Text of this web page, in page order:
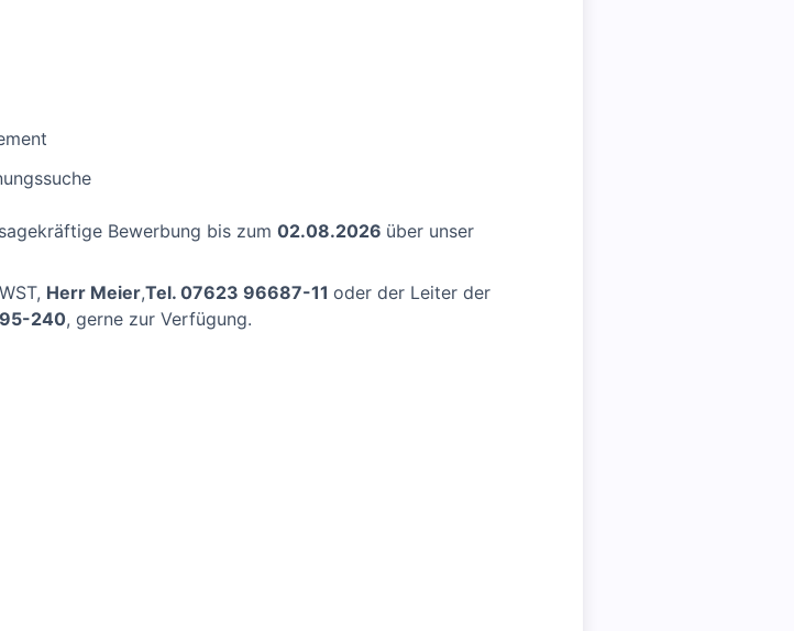
Bewerbung bis zum 02.08.2026 über unser
Herr Meier,Tel. 07623 96687-11 oder der Leiter der
240, gerne zur Verfügung.